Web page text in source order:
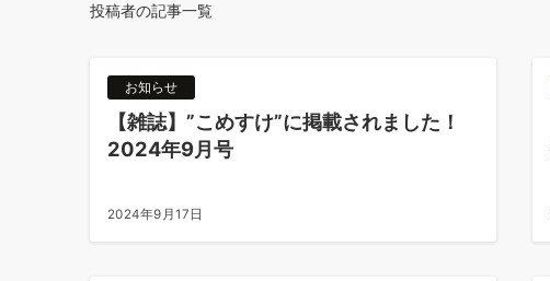
投稿者の記事一覧
お知らせ
【雑誌】”こめすけ”に掲載されました！
2024年9月号
2024年9月17日